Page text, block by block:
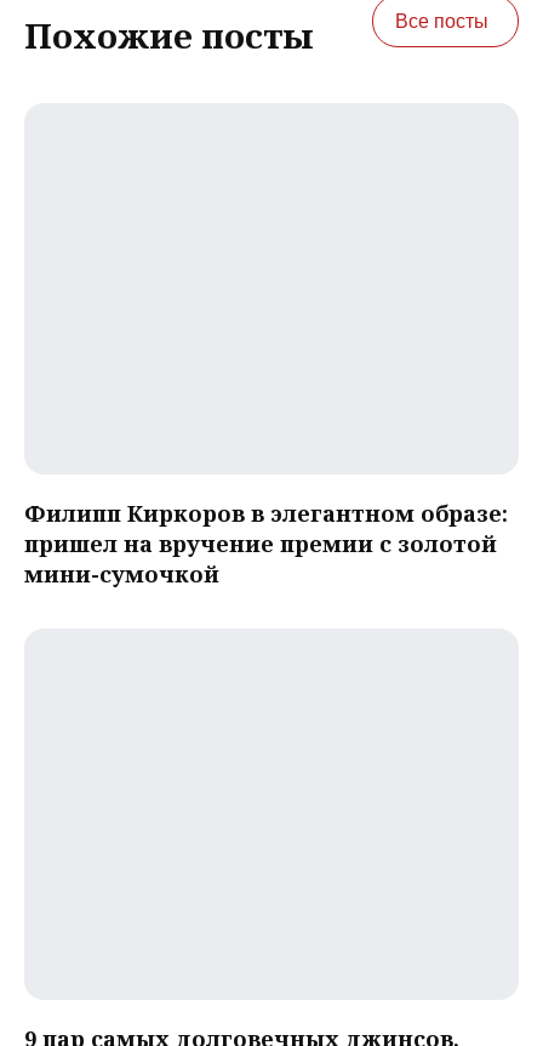
Похожие посты Все посты
Филипп Киркоров в элегантном образе:
пришел на вручение премии с золотой
мини-сумочкой
9 пар самых долговечных джинсов,